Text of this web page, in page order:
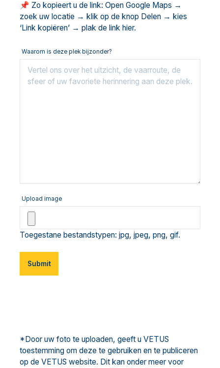
📌 Zo kopieert u de link: Open Google Maps →
zoek uw locatie → klik op de knop Delen → kies
‘Link kopiëren’ → plak de link hier.
Waarom is deze plek bijzonder?
Upload image
Toegestane bestandstypen: jpg, jpeg, png, gif.
Submit
*Door uw foto te uploaden, geeft u VETUS
toestemming om deze te gebruiken en te publiceren
op de VETUS website. Dit kan onder meer voor